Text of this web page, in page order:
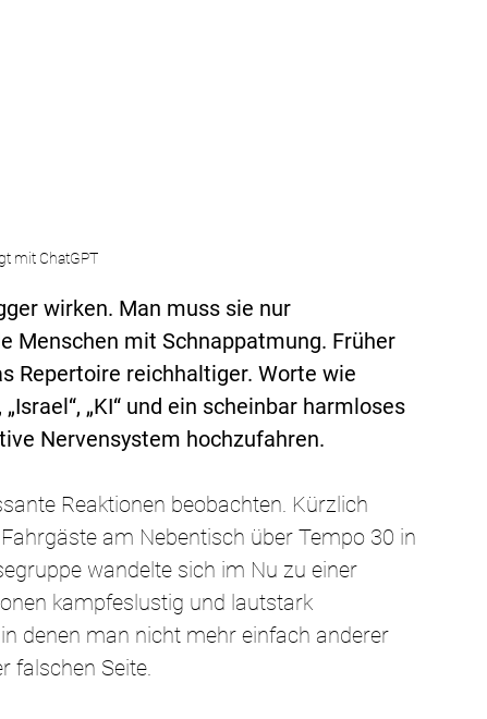
mit ChatGPT
wirken. Man muss sie nur
Menschen mit Schnappatmung. Früher
Repertoire reichhaltiger. Worte wie
„Israel“, „KI“ und ein scheinbar harmloses
Nervensystem hochzufahren.
Reaktionen beobachten. Kürzlich
am Nebentisch über Tempo 30 in
wandelte sich im Nu zu einer
kampfeslustig und lautstark
denen man nicht mehr einfach anderer
falschen Seite.